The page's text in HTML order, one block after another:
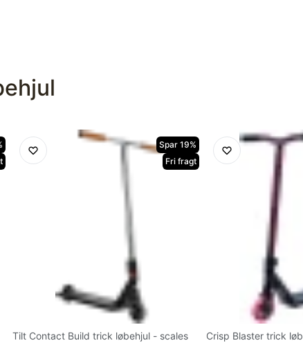
Spar 19%
Fri fragt
Tilt Contact Build trick løbehjul - scales Crisp Blaster trick